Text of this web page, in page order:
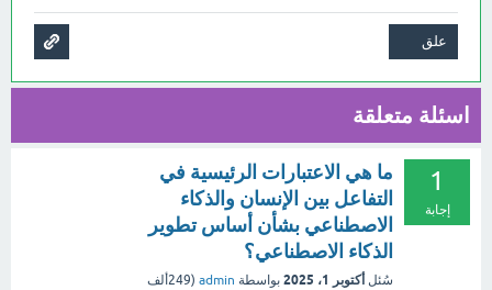
اسئلة متعلقة
1
إجابة
ما هي الاعتبارات الرئيسية في
التفاعل بين الإنسان والذكاء
الاصطناعي بشأن أساس تطوير
الذكاء الاصطناعي؟
سُئل أكتوبر 1، 2025 بواسطة admin
(249ألف